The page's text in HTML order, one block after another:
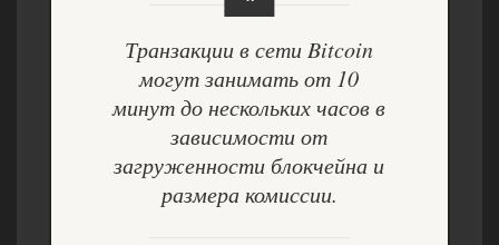
Транзакции в сети Bitcoin
могут занимать от 10
минут до нескольких часов в
зависимости от
загруженности блокчейна и
размера комиссии.